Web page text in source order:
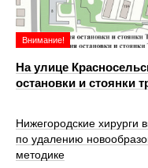
Внимание!
На улице
остановки и стоянки
Нижегородские хирурги
по удалению
методике